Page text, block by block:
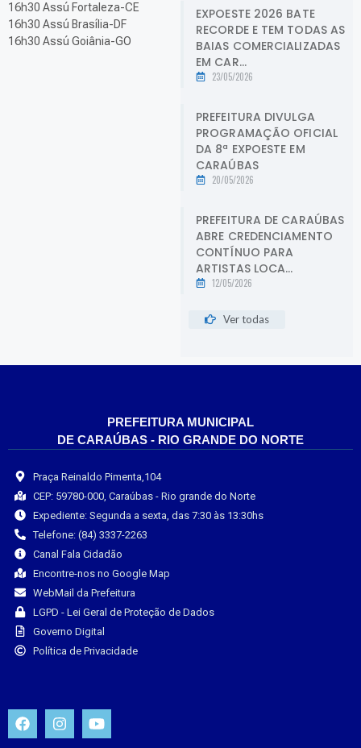
16h30 Assú Fortaleza-CE
16h30 Assú Brasília-DF
16h30 Assú Goiânia-GO
EXPOESTE 2026 BATE
RECORDE E TEM TODAS AS
BAIAS COMERCIALIZADAS
EM CAR...
23/05/2026
PREFEITURA DIVULGA
PROGRAMAÇÃO OFICIAL
DA 8ª EXPOESTE EM
CARAÚBAS
20/05/2026
PREFEITURA DE CARAÚBAS
ABRE CREDENCIAMENTO
CONTÍNUO PARA
ARTISTAS LOCA...
12/05/2026
Ver todas
PREFEITURA MUNICIPAL
DE CARAÚBAS - RIO GRANDE DO NORTE
Praça Reinaldo Pimenta,104
CEP: 59780-000, Caraúbas - Rio grande do Norte
Expediente: Segunda a sexta, das 7:30 às 13:30hs
Telefone: (84) 3337-2263
Canal Fala Cidadão
Encontre-nos no Google Map
WebMail da Prefeitura
LGPD - Lei Geral de Proteção de Dados
Governo Digital
Política de Privacidade